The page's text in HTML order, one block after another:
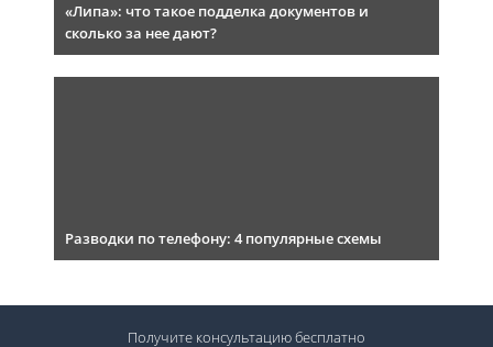
«Липа»: что такое подделка документов и
сколько за нее дают?
Разводки по телефону: 4 популярные схемы
Получите консультациюбесплатно